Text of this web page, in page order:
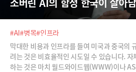
#AI#병목#인프라
막대한 비용과 인프라를 들여 미국과 중국의
려는 것은 비효율적인 시도일 수 있습니다.
하는 것은 마치 월드와이드웹(WWW)이나